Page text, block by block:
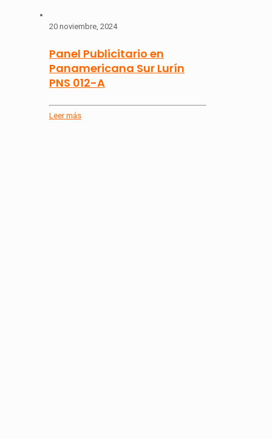
20 noviembre, 2024
Panel Publicitario en
Panamericana Sur Lurín
PNS 012-A
Leer más